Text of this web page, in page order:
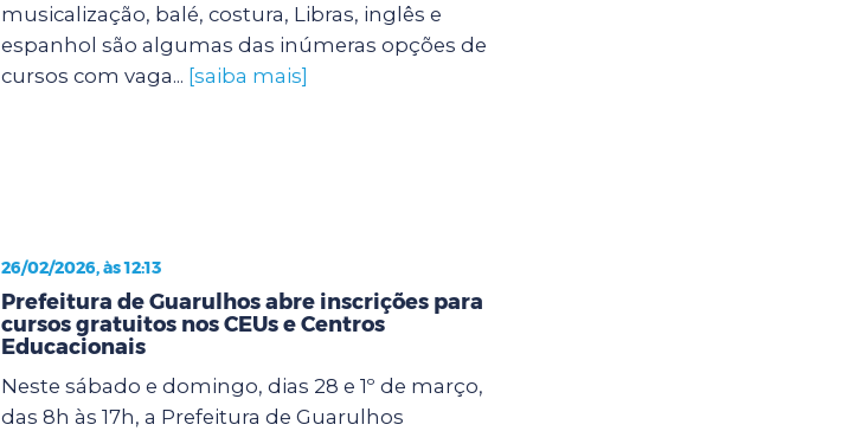
musicalização, balé, costura, Libras, inglês e
espanhol são algumas das inúmeras opções de
cursos com vaga... [saiba mais]
26/02/2026, às 12:13
Prefeitura de Guarulhos abre inscrições para
cursos gratuitos nos CEUs e Centros
Educacionais
Neste sábado e domingo, dias 28 e 1º de março,
das 8h às 17h, a Prefeitura de Guarulhos